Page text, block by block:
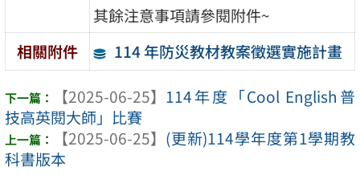
其餘注意事項請參閱附件~
相關附件
114 年防災教材教案徵選實施計畫
【2025-06-25】 114年度「Cool English普
技高英閱大師」比賽
【2025-06-25】 (更新)114學年度第1學期教
科書版本